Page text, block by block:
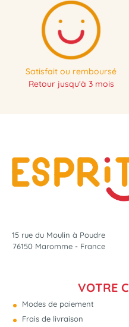
Satisfait ou remboursé
Retour jusqu'à 3 mois
15 rue du Moulin à Poudre
76150 Maromme - France
VOTRE
Modes de paiement
Frais de livraison